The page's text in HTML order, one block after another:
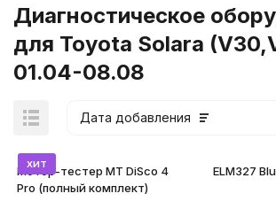
Диагностическое
для Toyota Solara
01.04-08.08
Дата добавления
хит
Мотор-тестер MT DiSco 4
Pro (полный комплект)
ELM327